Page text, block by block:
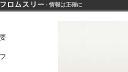
- 情報は正確に